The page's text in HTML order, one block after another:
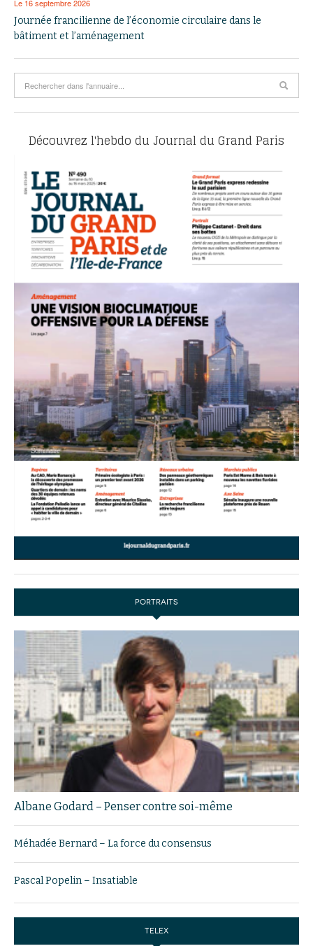
Le 16 septembre 2026
Journée francilienne de l’économie circulaire dans le
bâtiment et l’aménagement
Découvrez l'hebdo du Journal du Grand Paris
PORTRAITS
Albane Godard – Penser contre soi-même
Méhadée Bernard – La force du consensus
Pascal Popelin – Insatiable
TELEX